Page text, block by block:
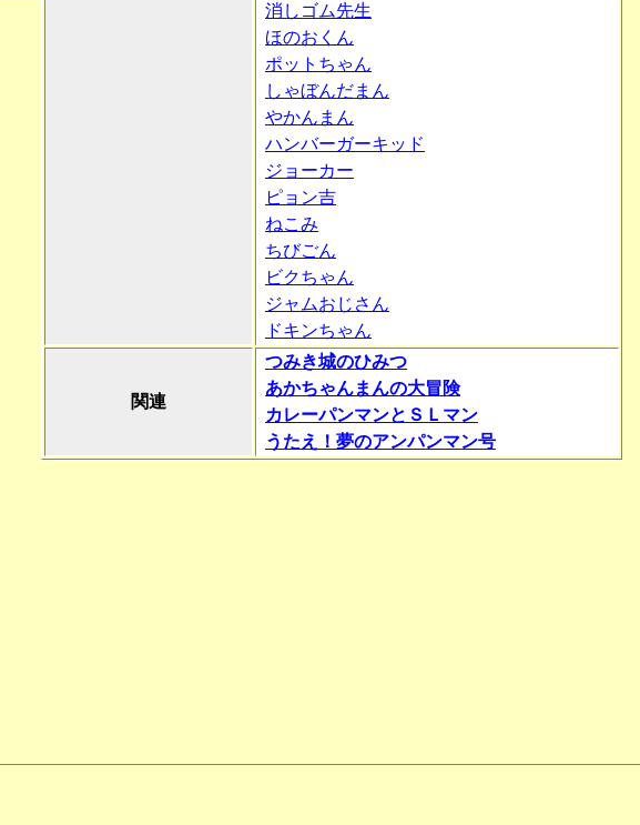
消しゴム先生
ほのおくん
ポットちゃん
しゃぼんだまん
やかんまん
ハンバーガーキッド
ジョーカー
ピョン吉
ねこみ
ちびごん
ビクちゃん
ジャムおじさん
ドキンちゃん
関連
つみき城のひみつ
あかちゃんまんの大冒険
カレーパンマンとＳＬマン
うたえ！夢のアンパンマン号